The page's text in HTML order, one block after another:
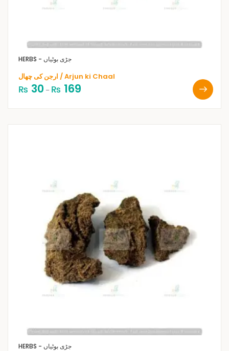
HERBS - جڑی بوٹیاں
ارجن کی چھال / Arjun ki Chaal
₨ 30 – ₨ 169
HERBS - جڑی بوٹیاں